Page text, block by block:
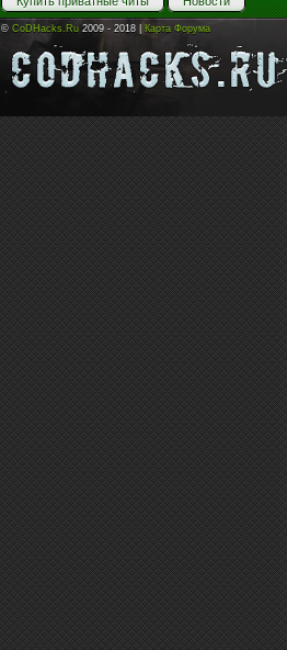
© CoDHacks.Ru 2009 - 2018 | Карта Форума